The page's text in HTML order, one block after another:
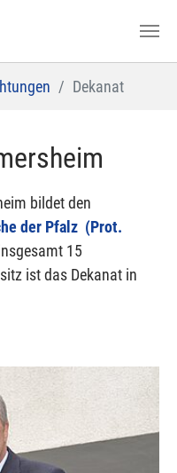
Dekanat
bildet den
der Pfalz (Prot.
15
ist das Dekanat in